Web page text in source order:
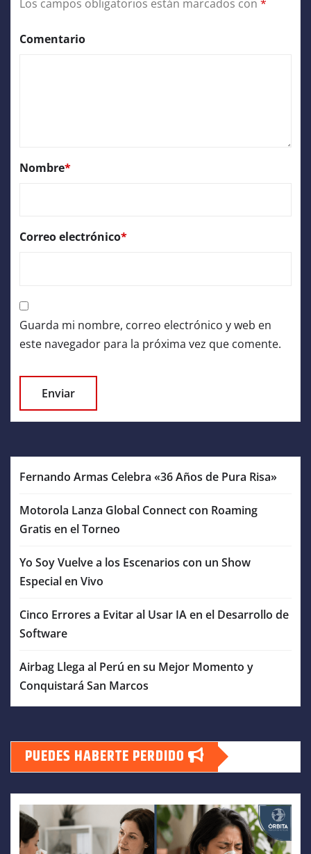
Los campos obligatorios están marcados con *
Comentario
Nombre*
Correo electrónico*
Guarda mi nombre, correo electrónico y web en
este navegador para la próxima vez que comente.
Fernando Armas Celebra «36 Años de Pura Risa»
Motorola Lanza Global Connect con Roaming
Gratis en el Torneo
Yo Soy Vuelve a los Escenarios con un Show
Especial en Vivo
Cinco Errores a Evitar al Usar IA en el Desarrollo de
Software
Airbag Llega al Perú en su Mejor Momento y
Conquistará San Marcos
PUEDES HABERTE PERDIDO